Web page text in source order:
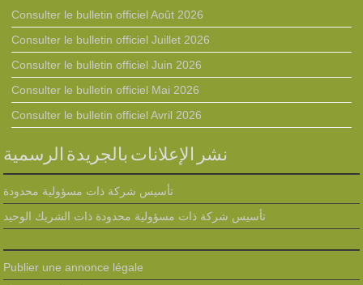
Consulter le bulletin officiel Août 2026
Consulter le bulletin officiel Juillet 2026
Consulter le bulletin officiel Juin 2026
Consulter le bulletin officiel Mai 2026
Consulter le bulletin officiel Avril 2026
نشر الإعلانات بالجريدة الرسمية
تأسيس شركة ذات مسؤولية محدودة
تأسيس شركة ذات مسؤولية محدودة ذات الشريك الوحيد
Publier une annonce légale